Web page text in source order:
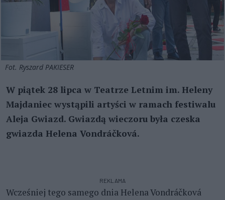
Fot. Ryszard PAKIESER
W piątek 28 lipca w Teatrze Letnim im. Heleny
Majdaniec wystąpili artyści w ramach festiwalu
Aleja Gwiazd. Gwiazdą wieczoru była czeska
gwiazda Helena Vondráčková.
REKLAMA
Wcześniej tego samego dnia Helena Vondráčková